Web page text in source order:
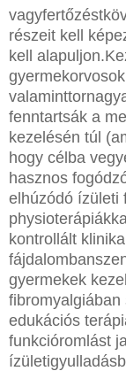
vagyfertőzést
részeit kell
kell alapuljon.
gyermekorvosok
valamint
fenntartsák a
kezelésén túl
hogy célba
hasznos
elhúzódó ízületi
kontrollált
fájdalomban
gyermekek
fibromyalgiában
edukációs
funkcióromlást
ízületi